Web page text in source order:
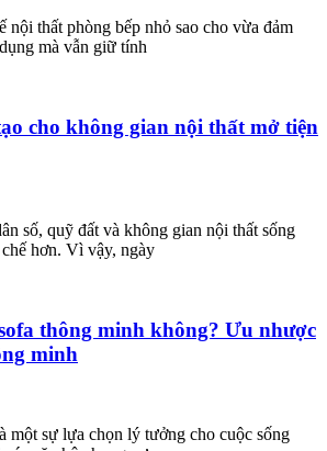
nội thất phòng bếp nhỏ sao cho vừa đảm
mà vẫn giữ tính
cho không gian nội thất mở tiện
số, quỹ đất và không gian nội thất sống
hơn. Vì vậy, ngày
thông minh không? Ưu nhược
minh
một sự lựa chọn lý tưởng cho cuộc sống